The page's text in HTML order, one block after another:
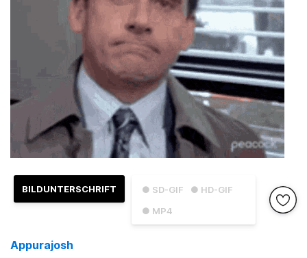
● SD-GIF
● HD-GIF
● MP4
BILDUNTERSCHRIFT
Appurajosh